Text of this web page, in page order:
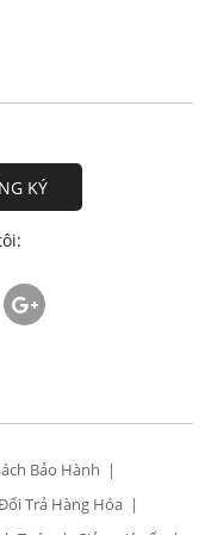
KÝ
Bảo Hành
Trả Hàng Hóa